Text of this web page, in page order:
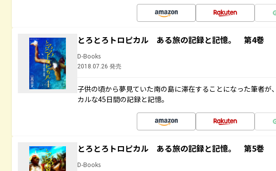
とろとろトロピカル ある旅の記録と記憶。 第4巻
D-Books
2018.07.26 発売
子供の頃から夢見ていた南の島に滞在することになった筆者が
カルな45日間の記録と記憶。
とろとろトロピカル ある旅の記録と記憶。 第5巻
D-Books